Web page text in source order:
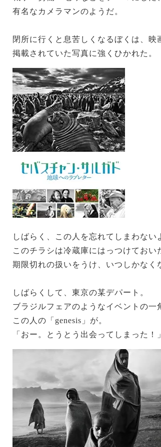
有名なカメラマンのようだ。
閉所に行くと息苦しくなるぼくは、映
掲載されていた写真に強くひかれた。
しばらく、この人を忘れてしまわない
このチラシは冷蔵庫にはっつけておい
期限切れの扱いをうけ、いつしかなく
しばらくして、東京の某デパート。
ブラジルフェアのようなイベントの一
この人の「genesis」が。
「おー。とうとう出会ってしまった！」